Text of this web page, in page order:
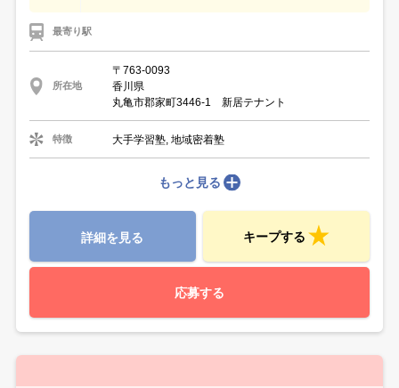
最寄り駅
所在地
〒763-0093
香川県
丸亀市郡家町3446-1 新居テナント
特徴 大手学習塾, 地域密着塾
もっと見る
詳細を見る キープする
応募する